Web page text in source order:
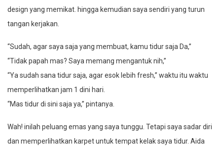
design yang memikat. hingga kemudian saya sendiri yang turun
tangan kerjakan.
“Sudah, agar saya saja yang membuat, kamu tidur saja Da,”
“Tidak papah mas? Saya memang mengantuk nih,”
“Ya sudah sana tidur saja, agar esok lebih fresh,” waktu itu waktu
memperlihatkan jam 1 dini hari.
“Mas tidur di sini saja ya,” pintanya.
Wah! inilah peluang emas yang saya tunggu. Tetapi saya sadar diri
dan memperlihatkan karpet untuk tempat kelak saya tidur. Aida